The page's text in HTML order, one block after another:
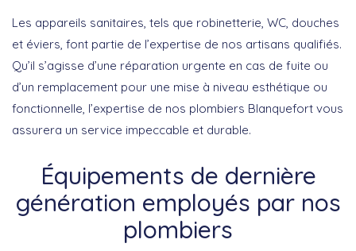
Les appareils sanitaires, tels que robinetterie, WC, douches
et éviers, font partie de l’expertise de nos artisans qualifiés.
Qu’il s’agisse d’une réparation urgente en cas de fuite ou
d’un remplacement pour une mise à niveau esthétique ou
fonctionnelle, l’expertise de nos plombiers Blanquefort vous
assurera un service impeccable et durable.
Équipements de dernière
génération employés par nos
plombiers